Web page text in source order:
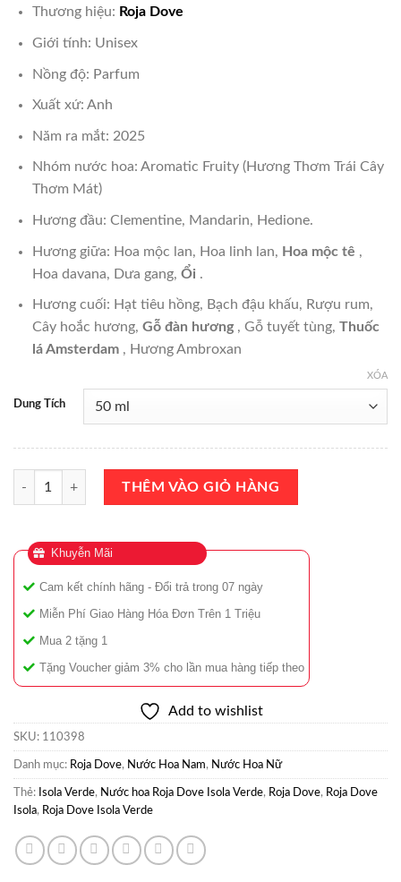
là:
Thương hiệu: Roja Dove
Giới tính: Unisex
Nồng độ: Parfum
Xuất xứ: Anh
Năm ra mắt: 2025
Nhóm nước hoa: Aromatic Fruity (Hương Thơm Trái Cây
Thơm Mát)
Hương đầu: Clementine, Mandarin, Hedione.
Hương giữa: Hoa mộc lan, Hoa linh lan, Hoa mộc tê ,
Hoa davana, Dưa gang, Ổi .
Hương cuối: Hạt tiêu hồng, Bạch đậu khấu, Rượu rum,
Cây hoắc hương, Gỗ đàn hương, Gỗ tuyết tùng, Thuốc
lá Amsterdam, Hương Ambroxan
Dung Tích
XÓA
Nước Hoa Roja Dove Isola Verde Parfum 50ml Chính Hãng - Sự Lựa
THÊM VÀO GIỎ HÀNG
Khuyễn Mãi
Cam kết chính hãng - Đổi trả trong 07 ngày
Miễn Phí Giao Hàng Hóa Đơn Trên 1 Triệu
Mua 2 tặng 1
Tặng Voucher giảm 3% cho lần mua hàng tiếp theo
Add to wishlist
SKU: 110398
Danh mục: Roja Dove, Nước Hoa Nam, Nước Hoa Nữ
Thẻ: Isola Verde, Nước hoa Roja Dove Isola Verde, Roja Dove, Roja Dove
Isola, Roja Dove Isola Verde